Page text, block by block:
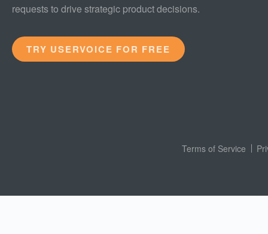
requests to drive strategic product decisions.
TRY USERVOICE FOR FREE
Terms of Service